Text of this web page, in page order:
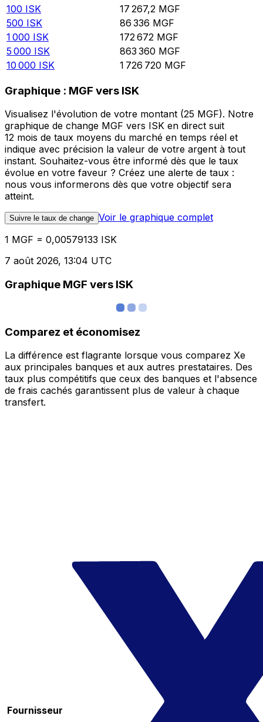
100 ISK 17 267,2 MGF
500 ISK 86 336 MGF
1 000 ISK 172 672 MGF
5 000 ISK 863 360 MGF
10 000 ISK 1 726 720 MGF
Graphique : MGF vers ISK
Visualisez l'évolution de votre montant (25 MGF). Notre
graphique de change MGF vers ISK en direct suit
12 mois de taux moyens du marché en temps réel et
indique avec précision la valeur de votre argent à tout
instant. Souhaitez-vous être informé dès que le taux
évolue en votre faveur ? Créez une alerte de taux :
nous vous informerons dès que votre objectif sera
atteint.
Suivre le taux de change Voir le graphique complet
1 MGF = 0,00579133 ISK
7 août 2026, 13:04 UTC
Graphique MGF vers ISK
Comparez et économisez
La différence est flagrante lorsque vous comparez Xe
aux principales banques et aux autres prestataires. Des
taux plus compétitifs que ceux des banques et l'absence
de frais cachés garantissent plus de valeur à chaque
transfert.
Fournisseur